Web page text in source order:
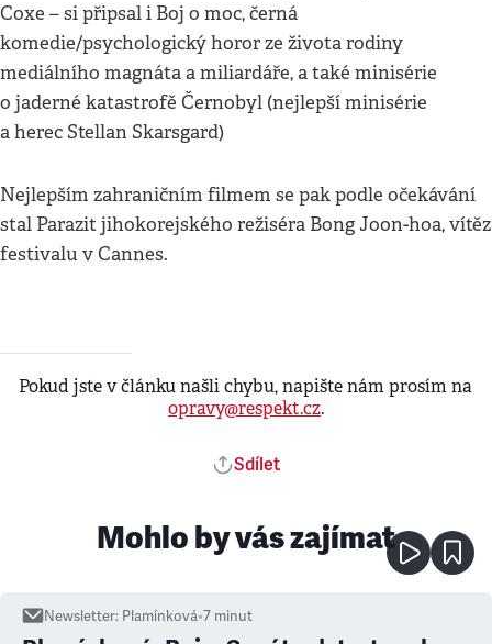
Coxe – si připsal i Boj o moc, černá
komedie/psychologický horor ze života rodiny
mediálního magnáta a miliardáře, a také minisérie
o jaderné katastrofě Černobyl (nejlepší minisérie
a herec Stellan Skarsgard)
Nejlepším zahraničním filmem se pak podle očekávání
stal Parazit jihokorejského režiséra Bong Joon-hoa, vítěz
festivalu v Cannes.
Pokud jste v článku našli chybu, napište nám prosím na
opravy@respekt.cz.
Sdílet
Mohlo by vás zajímat
Newsletter: Plamínková•7 minut